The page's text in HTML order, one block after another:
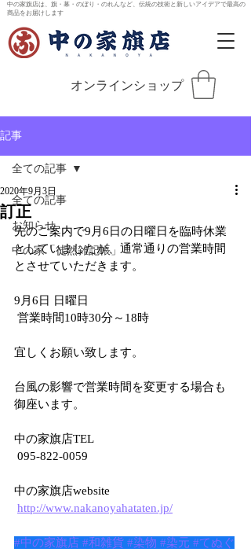
中の家旗店は、旗・幕・のぼり・のれんなど、伝統の技術と新しいアイデアで最高の
商品をお届けします
オンラインショップ
記事
全ての記事
お知らせ
中の家「徒然雑記帳」
全ての記事
訂正
2020年9月3日
先のご案内で9月6日の日曜日を臨時休業
としていましたが、通常通りの営業時間
とさせていただきます。
9月6日 日曜日
営業時間10時30分～18時
宜しくお願い致します。
台風の影響で営業時間を変更する場合も
御座います。
中の家旗店TEL
095-822-0059
中の家旗店website
http://www.nakanoyahataten.jp/
#中の家旗店 #和雑貨 #染物 #染元 #てぬぐ